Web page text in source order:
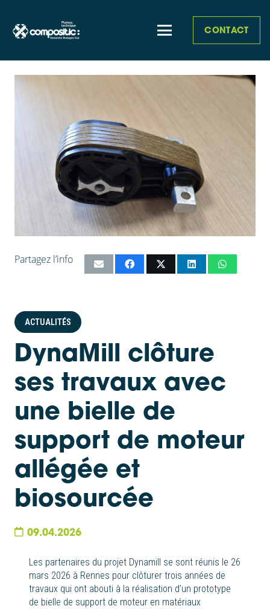
CONTACT
Partagez l’info
ACTUALITÉS
DynaMill clôture
ses travaux avec
une bielle de
support de moteur
allégée et
biosourcée
09.04.2026
Les partenaires du projet Dynamill se sont réunis le 26
mars 2026 à Rennes pour clôturer trois années de
travaux qui ont abouti à la réalisation d’un prototype
de bielle de support de moteur en matériaux